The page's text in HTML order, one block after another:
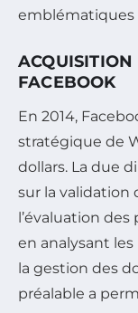
emblématiques
FACEBOOK
En 2014,
stratégique de
dollars. La due
sur la validation
l’évaluation
en analysant les
la gestion des
préalable a